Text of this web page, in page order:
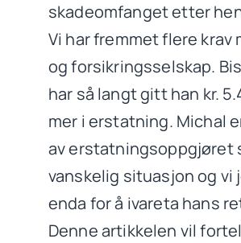
skadeomfanget etter
Vi har fremmet flere krav
og forsikringsselskap.
har så langt gitt han kr.
mer i erstatning. Michal
av erstatningsoppgjøret
vanskelig situasjon og vi
enda for å ivareta hans
Denne artikkelen vil